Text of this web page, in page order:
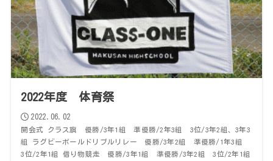
2022年度 体育祭
2022.06.02
開会式 クラス旗 優勝/3年1組 準優勝/2年3組 3位/3年2組、3年3
組 ラグビーボールドリブルリレー 優勝/3年2組 準優勝/1年3組
3位/2年1組 借り物競走 優勝/3年1組 準優勝/3年2組 3位/2年1組